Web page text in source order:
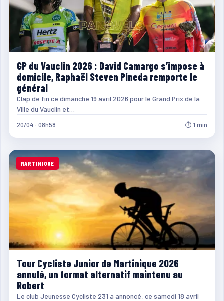
GP du Vauclin 2026 : David Camargo s’impose à
domicile, Raphaël Steven Pineda remporte le
général
Clap de fin ce dimanche 19 avril 2026 pour le Grand Prix de la
Ville du Vauclin et…
20/04 · 08h58 ⏱ 1 min
MARTINIQUE
Tour Cycliste Junior de Martinique 2026
annulé, un format alternatif maintenu au
Robert
Le club Jeunesse Cycliste 231 a annoncé, ce samedi 18 avril